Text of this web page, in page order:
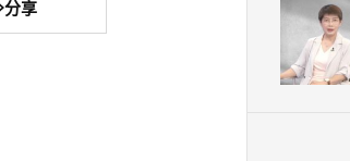
分享